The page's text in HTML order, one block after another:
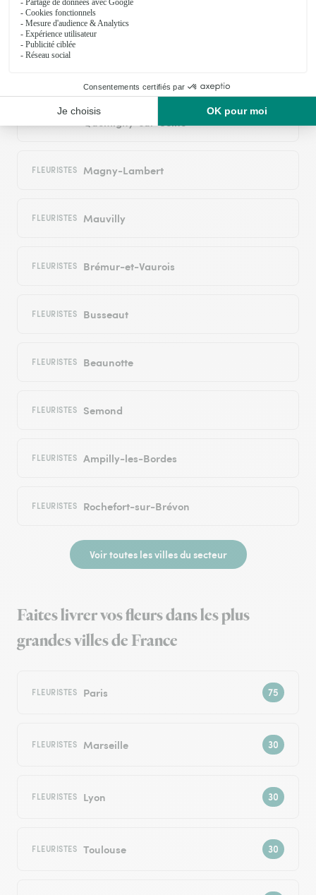
FLEURISTES Saint-Marc-sur-Seine
Quemigny-sur-Seine
FLEURISTES Magny-Lambert
FLEURISTES Mauvilly
FLEURISTES Brémur-et-Vaurois
FLEURISTES Busseaut
FLEURISTES Beaunotte
FLEURISTES Semond
FLEURISTES Ampilly-les-Bordes
FLEURISTES Rochefort-sur-Brévon
Voir toutes les villes du secteur
Faites livrer vos fleurs dans les plus
grandes villes de France
FLEURISTES Paris
FLEURISTES Marseille
FLEURISTES Lyon
FLEURISTES Toulouse